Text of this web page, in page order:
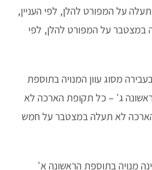
על המפורט להלן, לפי העניין,
על המפורט להלן, לפי
מסוג עוון המנויה בתוספת
ג' – כל תקופת הארכה לא
לא תעלה במצטבר על חמש
מנויה בתוספת הראשונה א'